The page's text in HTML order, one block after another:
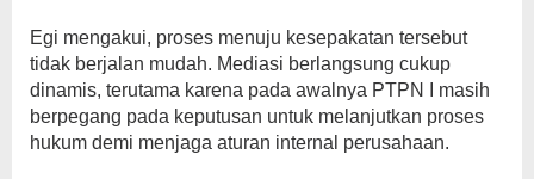
Egi mengakui, proses menuju kesepakatan tersebut
tidak berjalan mudah. Mediasi berlangsung cukup
dinamis, terutama karena pada awalnya PTPN I masih
berpegang pada keputusan untuk melanjutkan proses
hukum demi menjaga aturan internal perusahaan.